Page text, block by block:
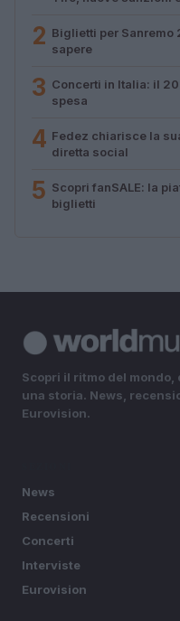
2 Biglietti per Sanremo
sapere
3 Concerti in Italia: il
spesa
4 Fedez chiarisce la
diretta social
5 Scopri fanSALE: la
biglietti
Scopri il ritmo del
una storia. News,
Eurovision.
News
Recensioni
Concerti
Interviste
Eurovision